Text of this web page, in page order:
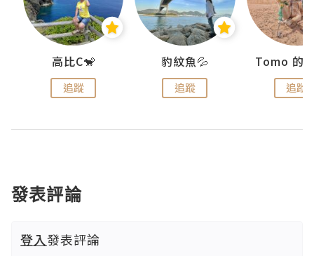
高比C🐒
追蹤
豹紋魚💦
追蹤 追蹤
發表評論
登入發表評論